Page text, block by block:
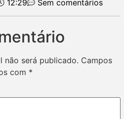
12:29 Sem comentários
não será publicado. Campos
com *